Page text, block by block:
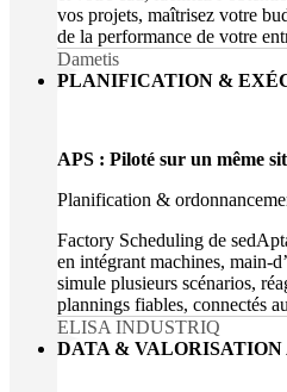
vos projets, maîtrisez votre
de la performance de votre
Dametis
PLANIFICATION &
APS : Piloté sur un même
Planification &
Factory Scheduling de
en intégrant machines, main-
simule plusieurs scénarios,
plannings fiables, connectés
ELISA INDUSTRIQ
DATA &